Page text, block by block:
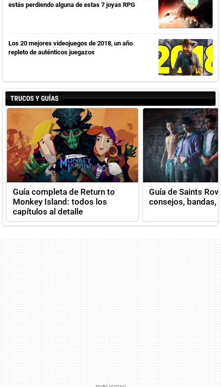
estás perdiendo alguna de estas 7 joyas RPG
Los 20 mejores videojuegos de 2018, un año
repleto de auténticos juegazos
TRUCOS Y GUÍAS
Guía completa de Return to
Monkey Island: todos los
capítulos al detalle
Guía de Saints
consejos, bandas,